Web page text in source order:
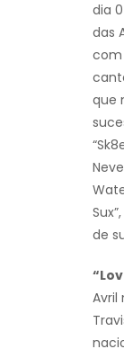
dia
das
com
que
de
Avril